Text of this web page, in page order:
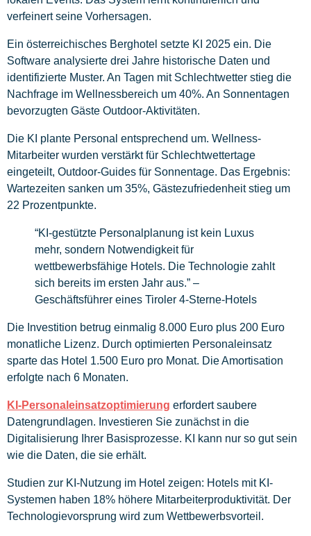
verfeinert seine Vorhersagen.
Ein österreichisches Berghotel setzte KI 2025 ein. Die
Software analysierte drei Jahre historische Daten und
identifizierte Muster. An Tagen mit Schlechtwetter stieg die
Nachfrage im Wellnessbereich um 40%. An Sonnentagen
bevorzugten Gäste Outdoor-Aktivitäten.
Die KI plante Personal entsprechend um. Wellness-
Mitarbeiter wurden verstärkt für Schlechtwettertage
eingeteilt, Outdoor-Guides für Sonnentage. Das Ergebnis:
Wartezeiten sanken um 35%, Gästezufriedenheit stieg um
22 Prozentpunkte.
“KI-gestützte Personalplanung ist kein Luxus
mehr, sondern Notwendigkeit für
wettbewerbsfähige Hotels. Die Technologie zahlt
sich bereits im ersten Jahr aus.” –
Geschäftsführer eines Tiroler 4-Sterne-Hotels
Die Investition betrug einmalig 8.000 Euro plus 200 Euro
monatliche Lizenz. Durch optimierten Personaleinsatz
sparte das Hotel 1.500 Euro pro Monat. Die Amortisation
erfolgte nach 6 Monaten.
KI-Personaleinsatzoptimierung erfordert saubere
Datengrundlagen. Investieren Sie zunächst in die
Digitalisierung Ihrer Basisprozesse. KI kann nur so gut sein
wie die Daten, die sie erhält.
Studien zur KI-Nutzung im Hotel zeigen: Hotels mit KI-
Systemen haben 18% höhere Mitarbeiterproduktivität. Der
Technologievorsprung wird zum Wettbewerbsvorteil.